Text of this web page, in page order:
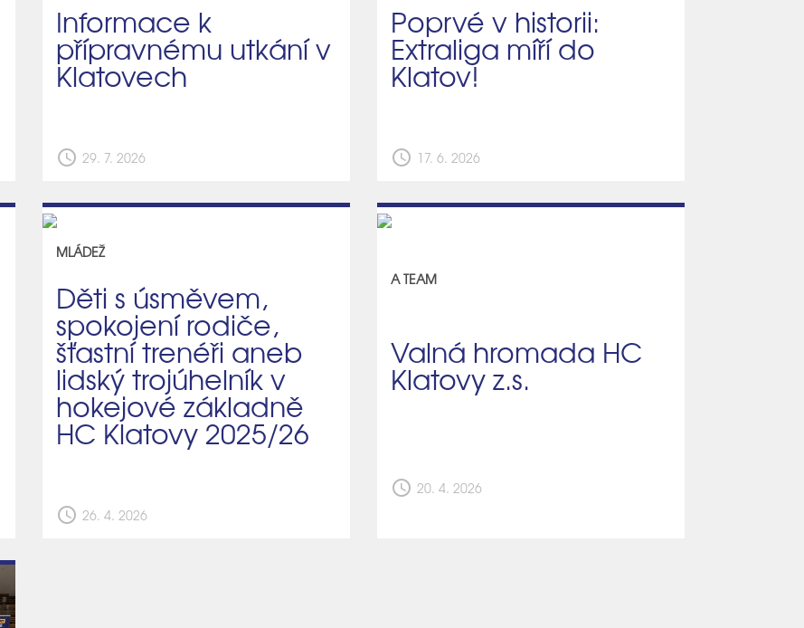
Informace k
přípravnému utkání v
Klatovech
schedule 29. 7. 2026
Poprvé v historii:
Extraliga míří do
Klatov!
schedule 17. 6. 2026
MLÁDEŽ
Děti s úsměvem,
spokojení rodiče,
šťastní trenéři aneb
lidský trojúhelník v
hokejové základně
HC Klatovy 2025/26
schedule 26. 4. 2026
A TEAM
Valná hromada HC
Klatovy z.s.
schedule 20. 4. 2026